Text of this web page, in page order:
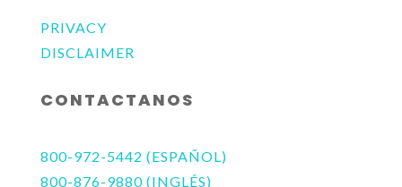
PRIVACY
DISCLAIMER
CONTACTANOS
800-972-5442 (ESPAÑOL)
800-876-9880 (INGLÉS)